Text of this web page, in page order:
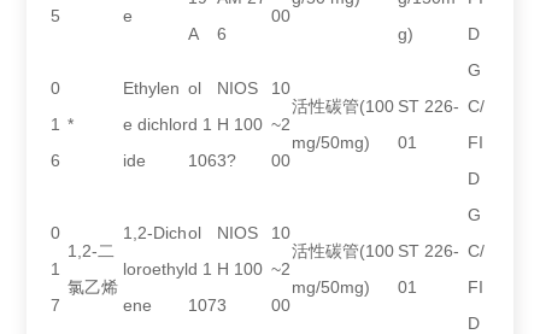
5
e
A
6
00
g)
D
0
1
6
*
Ethylen
e dichlor
ide
ol
d 1
106
NIOS
H 100
3?
10
~2
00
活性碳管(100
mg/50mg)
ST 226-
01
G
C/
FI
D
0
1
7
1,2-二
氯乙烯
1,2-Dich
loroethyl
ene
ol
d 1
107
NIOS
H 100
3
10
~2
00
活性碳管(100
mg/50mg)
ST 226-
01
G
C/
FI
D